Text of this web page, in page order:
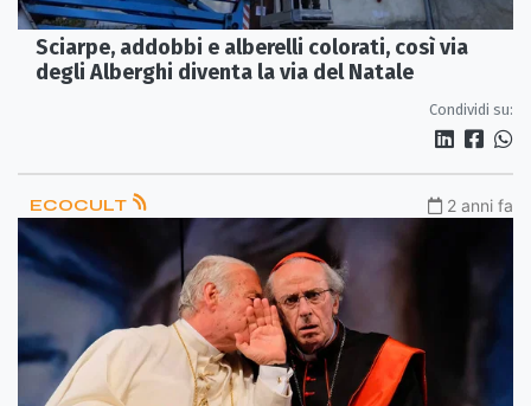
Sciarpe, addobbi e alberelli colorati, così via
degli Alberghi diventa la via del Natale
Condividi su:
ECOCULT 2 anni fa